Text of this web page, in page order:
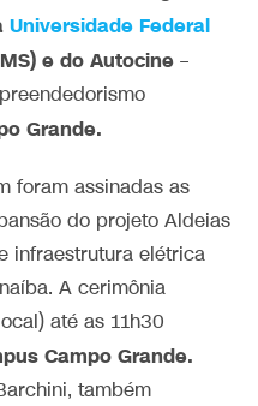
Universidade Federal
e do Autocine –
Grande.
foram assinadas as
do projeto Aldeias
infraestrutura elétrica
A cerimônia
até as 11h30
Campo Grande.
também